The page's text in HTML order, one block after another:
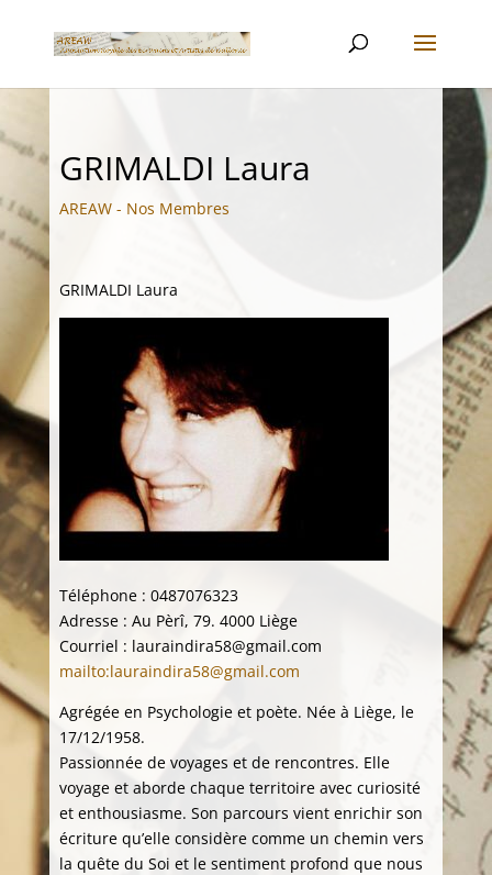
GRIMALDI Laura
AREAW - Nos Membres
GRIMALDI Laura
Téléphone : 0487076323
Adresse : Au Pèrî, 79. 4000 Liège
Courriel : lauraindira58@gmail.com
mailto:lauraindira58@gmail.com
Agrégée en Psychologie et poète. Née à Liège, le
17/12/1958.
Passionnée de voyages et de rencontres. Elle
voyage et aborde chaque territoire avec curiosité
et enthousiasme. Son parcours vient enrichir son
écriture qu’elle considère comme un chemin vers
la quête du Soi et le sentiment profond que nous